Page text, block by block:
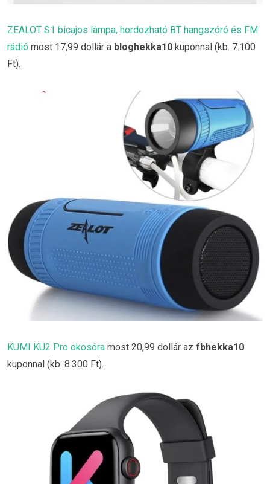
ZEALOT S1 bicajos lámpa, hordozható BT hangszóró és FM
rádió most 17,99 dollár a bloghekka10 kuponnal (kb. 7.100
Ft).
KUMI KU2 Pro okosóra most 20,99 dollár az fbhekka10
kuponnal (kb. 8.300 Ft).